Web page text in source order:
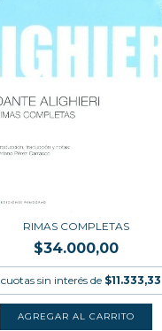
RIMAS COMPLETAS
$34.000,00
cuotas sin interés de $11.333,33